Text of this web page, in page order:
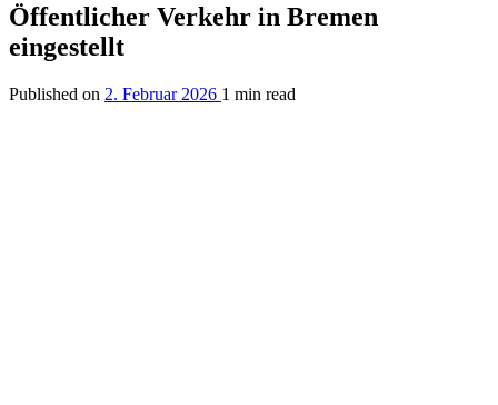
Öffentlicher Verkehr in Bremen
eingestellt
Published on 2. Februar 2026 1 min read